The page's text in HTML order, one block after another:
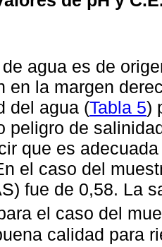
agua es de
en la margen
del agua (Tabla 5)
peligro de
que es
el caso del
fue de 0,58. La
el caso del
calidad para